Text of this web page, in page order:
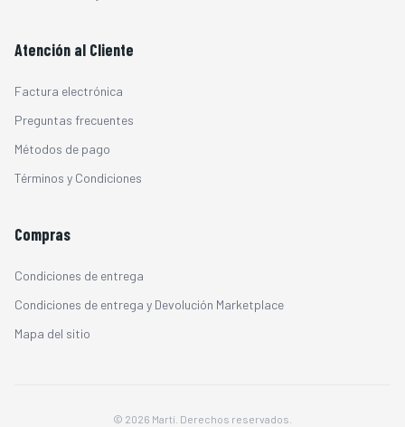
Atención al Cliente
Factura electrónica
Preguntas frecuentes
Métodos de pago
Términos y Condiciones
Compras
Condiciones de entrega
Condiciones de entrega y Devolución Marketplace
Mapa del sitio
© 2026 Martí. Derechos reservados.